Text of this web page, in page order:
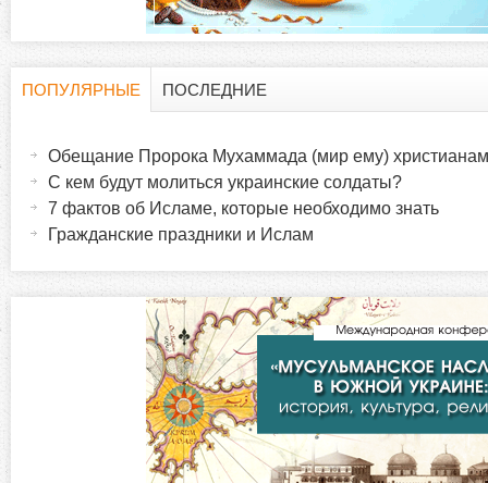
и
ПОПУЛЯРНЫЕ
ПОСЛЕДНИЕ
Обещание Пророка Мухаммада (мир ему) христианам
С кем будут молиться украинские солдаты?
7 фактов об Исламе, которые необходимо знать
Гражданские праздники и Ислам